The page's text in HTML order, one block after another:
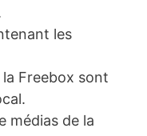
les
Freebox sont
médias de la